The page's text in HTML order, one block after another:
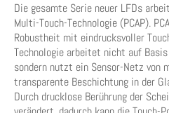
Die gesamte Serie neuer LFDs
Multi-Touch-Technologie (PCAP).
Robustheit mit eindrucksvoller
Technologie arbeitet nicht auf
sondern nutzt ein Sensor-Netz von
transparente Beschichtung in der
Durch drucklose Berührung der